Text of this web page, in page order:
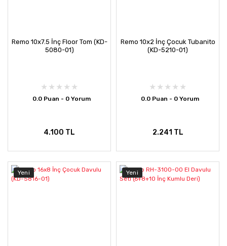
Remo 10x7.5 İnç Floor Tom (KD-
5080-01)
0.0 Puan - 0 Yorum
4.100 TL
Remo 10x2 İnç Çocuk Tubanito
(KD-5210-01)
0.0 Puan - 0 Yorum
2.241 TL
Yeni Yeni